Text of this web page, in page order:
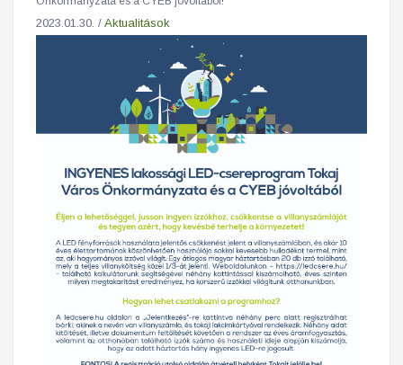
2023.01.30. / Aktualitások